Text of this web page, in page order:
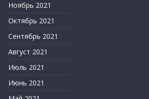
Ноябрь 2021
Октябрь 2021
Сентябрь 2021
Август 2021
Июль 2021
Июнь 2021